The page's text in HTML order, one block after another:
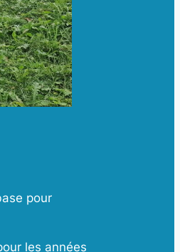
pour
les années